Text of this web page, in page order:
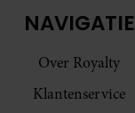
NAVIGATIE
Over Royalty
Klantenservice